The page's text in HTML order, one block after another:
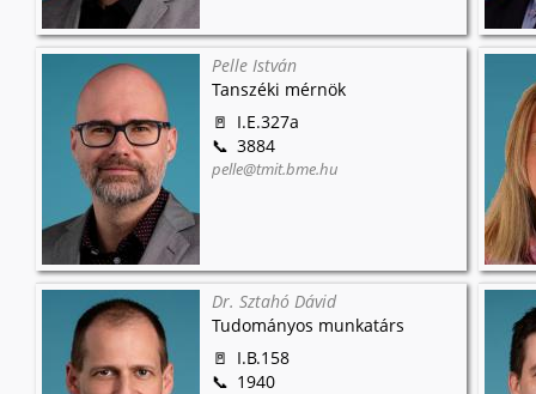
Pelle István
Tanszéki mérnök
I.E.327a
3884
pelle@tmit.bme.hu
Dr. Sztahó Dávid
Tudományos munkatárs
I.B.158
1940